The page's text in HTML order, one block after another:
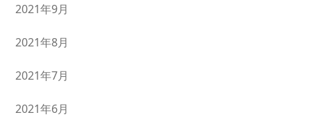
2021年9月
2021年8月
2021年7月
2021年6月